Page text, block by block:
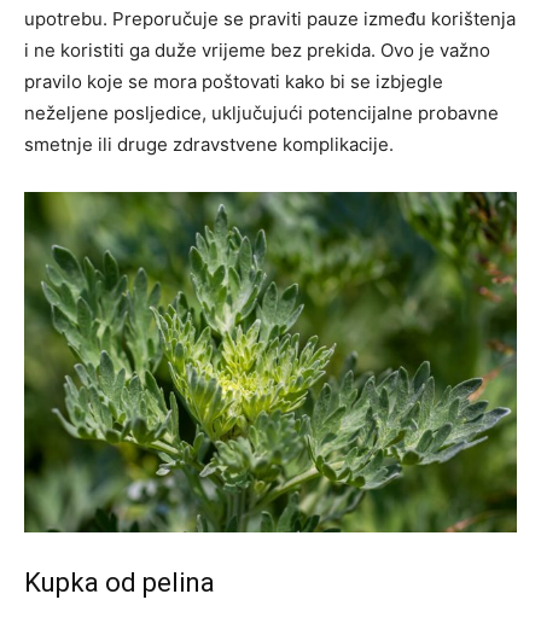
upotrebu. Preporučuje se praviti pauze između korištenja
i ne koristiti ga duže vrijeme bez prekida. Ovo je važno
pravilo koje se mora poštovati kako bi se izbjegle
neželjene posljedice, uključujući potencijalne probavne
smetnje ili druge zdravstvene komplikacije.
Kupka od pelina